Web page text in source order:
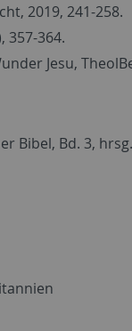
2019, 241-258.
357-364.
Jesu,
Bibel, Bd. 3,